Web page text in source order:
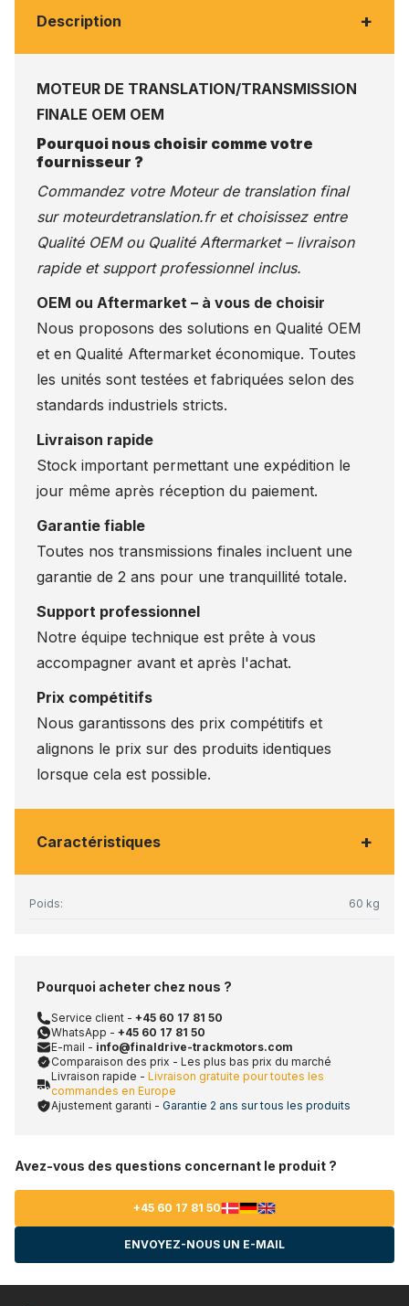
Description +
MOTEUR DE TRANSLATION/TRANSMISSION
FINALE OEM OEM
Pourquoi nous choisir comme votre
fournisseur ?
Commandez votre Moteur de translation final
sur moteurdetranslation.fret choisissez entre
Qualité OEM ou Qualité Aftermarket – livraison
rapide et support professionnel inclus.
OEM ou Aftermarket – à vous de choisir
Nous proposons des solutions en Qualité OEM
et en Qualité Aftermarket économique. Toutes
les unités sont testées et fabriquées selon des
standards industriels stricts.
Livraison rapide
Stock important permettant une expédition le
jour même après réception du paiement.
Garantie fiable
Toutes nos transmissions finales incluent une
garantie de 2 ans pour une tranquillité totale.
Support professionnel
Notre équipe technique est prête à vous
accompagner avant et après l'achat.
Prix compétitifs
Nous garantissons des prix compétitifs et
alignons le prix sur des produits identiques
lorsque cela est possible.
Caractéristiques +
Poids: 60 kg
Pourquoi acheter chez nous ?
Service client - +45 60 17 81 50
WhatsApp - +45 60 17 81 50
E-mail - info@finaldrive-trackmotors.com
Comparaison des prix - Les plus bas prix du marché
Livraison rapide - Livraison gratuite pour toutes les
commandes en Europe
Ajustement garanti - Garantie 2 ans sur tous les produits
Avez-vous des questions concernant le produit ?
+45 60 17 81 50
ENVOYEZ-NOUS UN E-MAIL